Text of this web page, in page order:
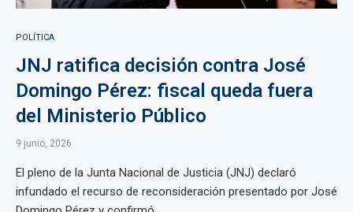
POLÍTICA
JNJ ratifica decisión contra José
Domingo Pérez: fiscal queda fuera
del Ministerio Público
9 junio, 2026
El pleno de la Junta Nacional de Justicia (JNJ) declaró
infundado el recurso de reconsideración presentado por José